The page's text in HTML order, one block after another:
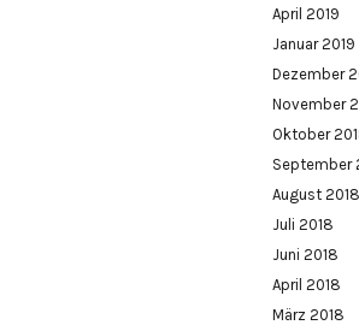
April 2019
Januar 2019
Dezember
November
Oktober
September
August 2018
Juli 2018
Juni 2018
April 2018
März 2018